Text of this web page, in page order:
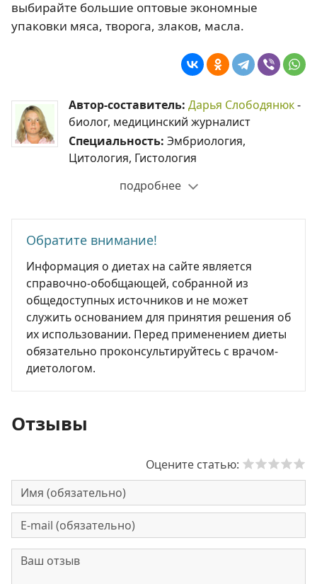
выбирайте большие оптовые экономные
упаковки мяса, творога, злаков, масла.
Автор-составитель: Дарья Слободянюк-
биолог, медицинский журналист
Специальность: Эмбриология,
Цитология, Гистология
подробнее
Обратите внимание!
Информация о диетах на сайте является
справочно-обобщающей, собранной из
общедоступных источников и не может
служить основанием для принятия решения об
их использовании. Перед применением диеты
обязательно проконсультируйтесь с врачом-
диетологом.
Отзывы
Оцените статью: